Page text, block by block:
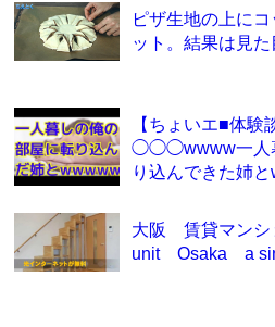
ピザ生地の上に
ット。結果は見た
【ちょいエ■体験
◯◯◯wwww一人
り込んできた姉
大阪 賃貸マンシ
unit Osaka a